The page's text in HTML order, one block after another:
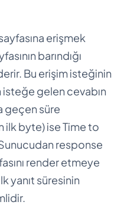
erişmek
barındığı
Bu erişim isteğinin
gelen cevabın
geçen süre
ilk byte) ise Time to
response
render etmeye
yanıt süresinin